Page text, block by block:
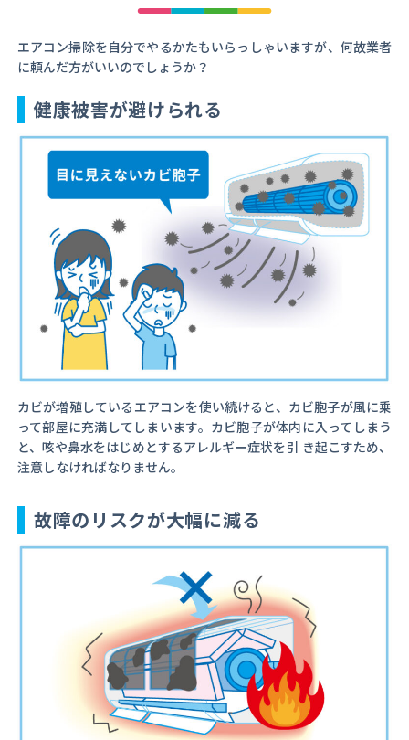
エアコン掃除を自分でやるかたもいらっしゃいますが、何故業者
に頼んだ方がいいのでしょうか？
健康被害が避けられる
カビが増殖しているエアコンを使い続けると、カビ胞子が風に乗
って部屋に充満してしまいます。カビ胞子が体内に入ってしまう
と、咳や鼻水をはじめとするアレルギー症状を引 き起こすため、
注意しなければなりません。
故障のリスクが大幅に減る